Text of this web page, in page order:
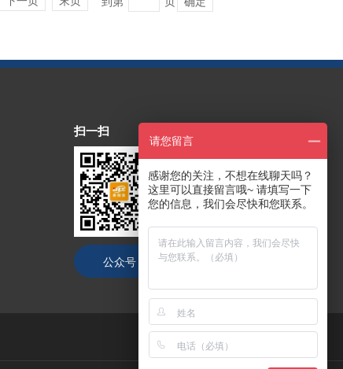
扫一扫
公众号 抖音号
技术支持：
请您留言
感谢您的关注，不想在线聊天吗？
这里可以直接留言哦~ 请填写一下
您的信息，我们会尽快和您联系。